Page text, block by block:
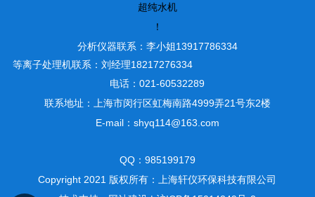
超纯水机
！
分析仪器联系：李小姐13917786334
等离子处理机联系：刘经理18217276334
电话：021-60532289
联系地址：上海市闵行区虹梅南路4999弄21号东2楼
E-mail：shyq114@163.com
QQ：985199179
Copyright 2021 版权所有：上海轩仪环保科技有限公司